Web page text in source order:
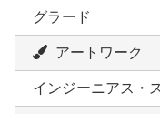
グラード
アートワーク
インジーニアス・